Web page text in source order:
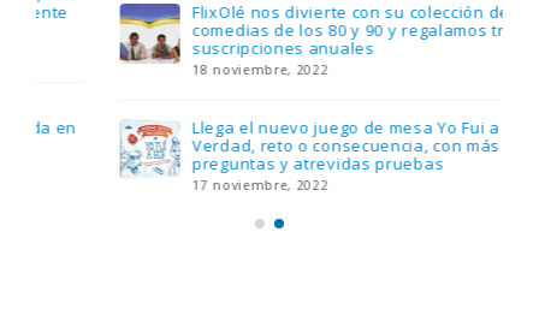
FlixOlé nos divierte con su colección de
comedias de los 80 y 90 y regalamos tres
suscripciones anuales
18 noviembre, 2022
Llega el nuevo juego de mesa Yo Fui a EGB:
Verdad, reto o consecuencia, con más
preguntas y atrevidas pruebas
17 noviembre, 2022